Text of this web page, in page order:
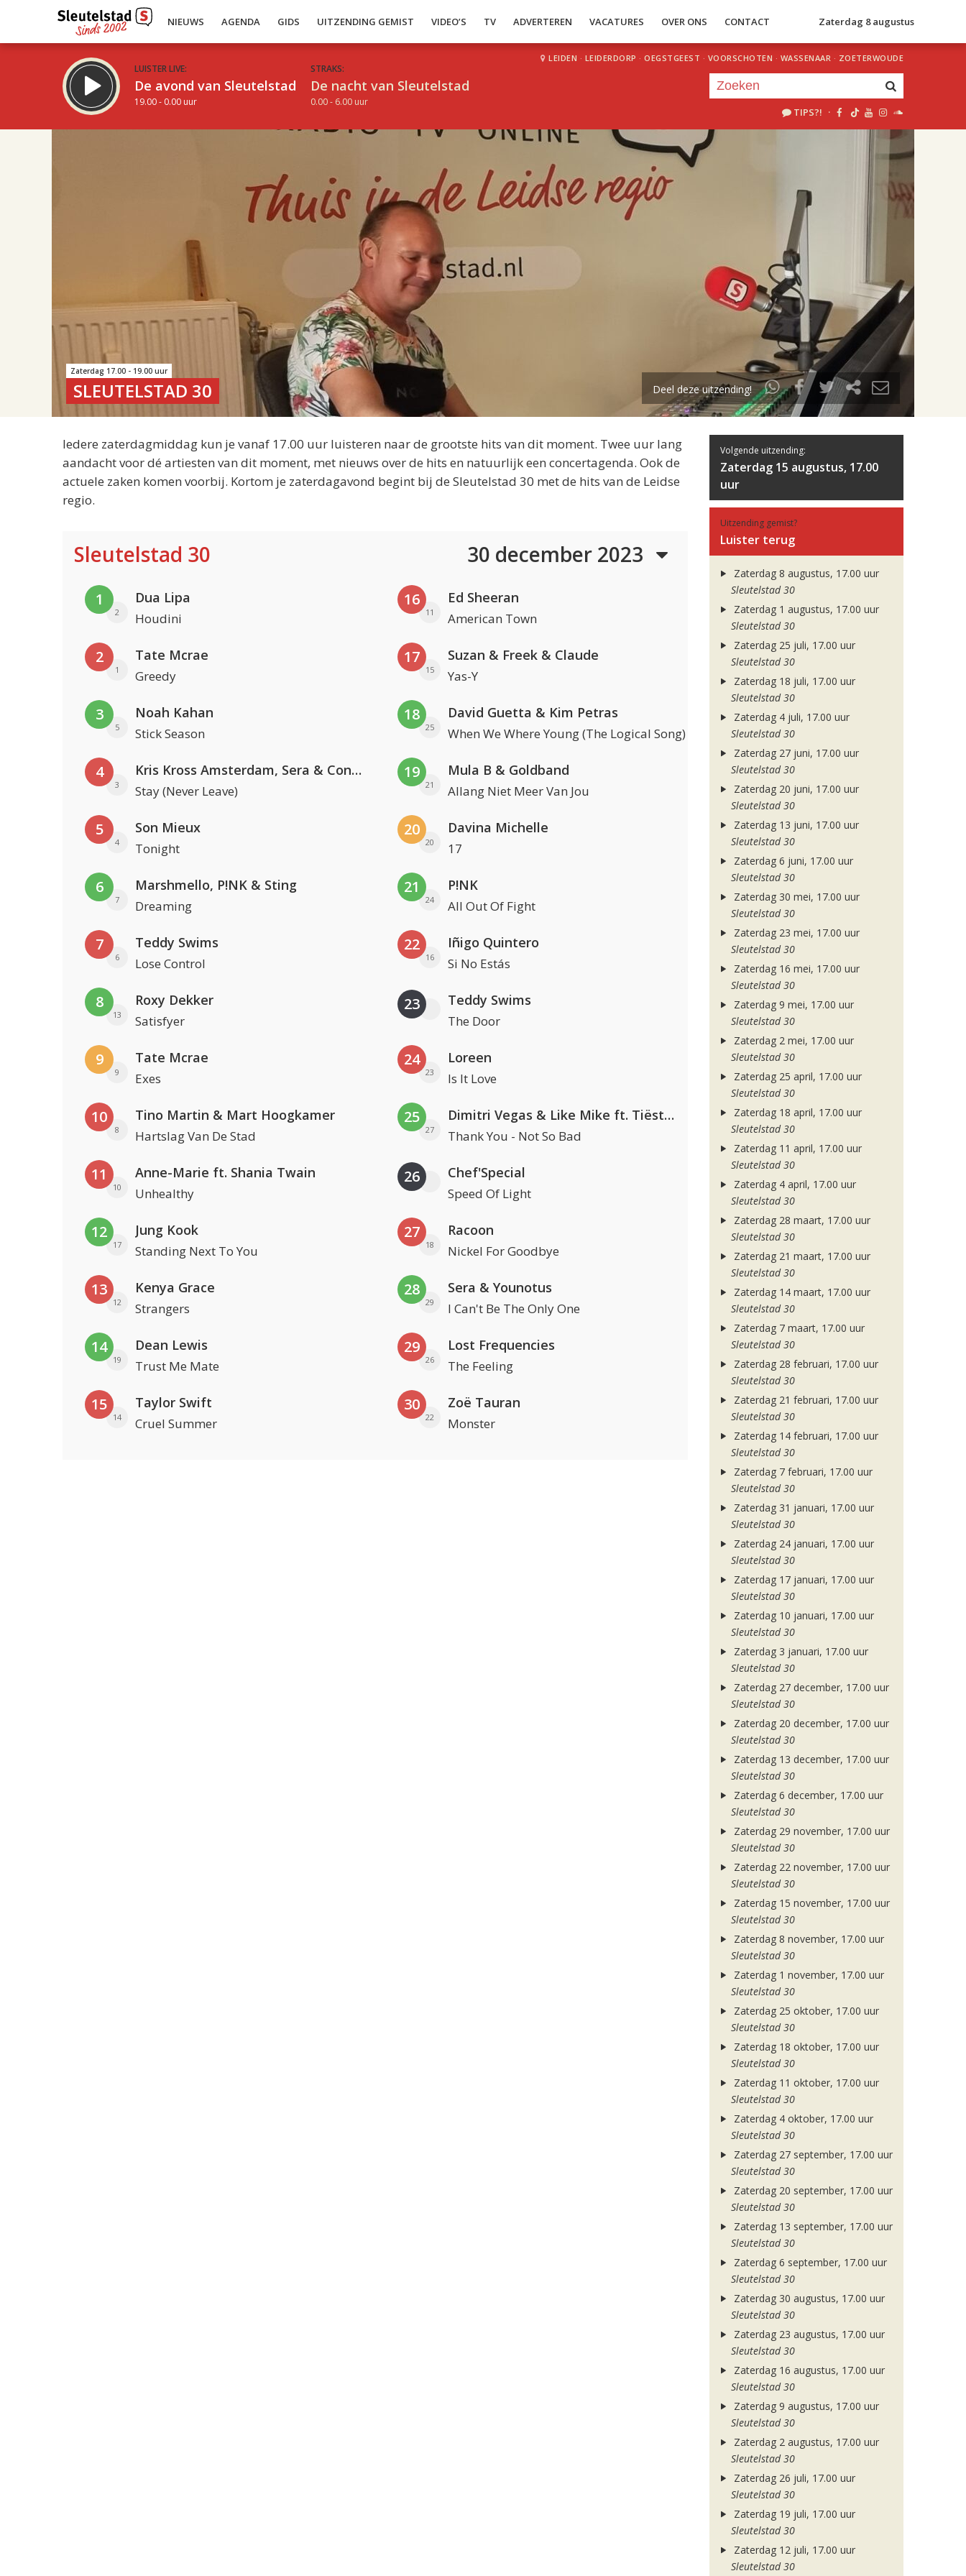
NIEUWS AGENDA GIDS UITZENDING GEMIST VIDEO’S TV ADVERTEREN VACATURES OVER ONS CONTACT Zaterdag 8 augustus
LUISTER LIVE:
De avond van Sleutelstad
19.00 - 0.00 uur
STRAKS:
De nacht van Sleutelstad
0.00 - 6.00 uur
LEIDEN · LEIDERDORP · OEGSTGEEST · VOORSCHOTEN · WASSENAAR · ZOETERWOUDE
TIPS?! ·
uur 1 van 2
Volgend uur
Zaterdag 17.00 - 19.00 uur
SLEUTELSTAD 30 Deel deze uitzending!
Iedere zaterdagmiddag kun je vanaf 17.00 uur luisteren naar de grootste hits van dit moment. Twee uur lang
aandacht voor dé artiesten van dit moment, met nieuws over de hits en natuurlijk een concertagenda. Ook de
actuele zaken komen voorbij. Kortom je zaterdagavond begint bij de Sleutelstad 30 met de hits van de Leidse
regio.
Sleutelstad 30 30 december 2023
1
2
Dua Lipa
Houdini
2
1
Tate Mcrae
Greedy
3
5
Noah Kahan
Stick Season
4
3
Kris Kross Amsterdam, Sera & Conor Maynard
Stay (Never Leave)
5
4
Son Mieux
Tonight
6
7
Marshmello, P!NK & Sting
Dreaming
7
6
Teddy Swims
Lose Control
8
13
Roxy Dekker
Satisfyer
9
9
Tate Mcrae
Exes
10
8
Tino Martin & Mart Hoogkamer
Hartslag Van De Stad
11
10
Anne-Marie ft. Shania Twain
Unhealthy
12
17
Jung Kook
Standing Next To You
13
12
Kenya Grace
Strangers
14
19
Dean Lewis
Trust Me Mate
15
14
Taylor Swift
Cruel Summer
16
11
Ed Sheeran
American Town
17
15
Suzan & Freek & Claude
Yas-Y
18
25
David Guetta & Kim Petras
When We Where Young (The Logical Song)
19
21
Mula B & Goldband
Allang Niet Meer Van Jou
20
20
Davina Michelle
17
21
24
P!NK
All Out Of Fight
22
16
Iñigo Quintero
Si No Estás
23 Teddy Swims
The Door
24
23
Loreen
Is It Love
25
27
Dimitri Vegas & Like Mike ft. Tiësto, W&W & Dido
Thank You - Not So Bad
26 Chef'Special
Speed Of Light
27
18
Racoon
Nickel For Goodbye
28
29
Sera & Younotus
I Can't Be The Only One
29
26
Lost Frequencies
The Feeling
30
22
Zoë Tauran
Monster
Volgende uitzending:
Zaterdag 15 augustus, 17.00
uur
Uitzending gemist?
Luister terug
Zaterdag 8 augustus, 17.00 uur
Sleutelstad 30
Zaterdag 1 augustus, 17.00 uur
Sleutelstad 30
Zaterdag 25 juli, 17.00 uur
Sleutelstad 30
Zaterdag 18 juli, 17.00 uur
Sleutelstad 30
Zaterdag 4 juli, 17.00 uur
Sleutelstad 30
Zaterdag 27 juni, 17.00 uur
Sleutelstad 30
Zaterdag 20 juni, 17.00 uur
Sleutelstad 30
Zaterdag 13 juni, 17.00 uur
Sleutelstad 30
Zaterdag 6 juni, 17.00 uur
Sleutelstad 30
Zaterdag 30 mei, 17.00 uur
Sleutelstad 30
Zaterdag 23 mei, 17.00 uur
Sleutelstad 30
Zaterdag 16 mei, 17.00 uur
Sleutelstad 30
Zaterdag 9 mei, 17.00 uur
Sleutelstad 30
Zaterdag 2 mei, 17.00 uur
Sleutelstad 30
Zaterdag 25 april, 17.00 uur
Sleutelstad 30
Zaterdag 18 april, 17.00 uur
Sleutelstad 30
Zaterdag 11 april, 17.00 uur
Sleutelstad 30
Zaterdag 4 april, 17.00 uur
Sleutelstad 30
Zaterdag 28 maart, 17.00 uur
Sleutelstad 30
Zaterdag 21 maart, 17.00 uur
Sleutelstad 30
Zaterdag 14 maart, 17.00 uur
Sleutelstad 30
Zaterdag 7 maart, 17.00 uur
Sleutelstad 30
Zaterdag 28 februari, 17.00 uur
Sleutelstad 30
Zaterdag 21 februari, 17.00 uur
Sleutelstad 30
Zaterdag 14 februari, 17.00 uur
Sleutelstad 30
Zaterdag 7 februari, 17.00 uur
Sleutelstad 30
Zaterdag 31 januari, 17.00 uur
Sleutelstad 30
Zaterdag 24 januari, 17.00 uur
Sleutelstad 30
Zaterdag 17 januari, 17.00 uur
Sleutelstad 30
Zaterdag 10 januari, 17.00 uur
Sleutelstad 30
Zaterdag 3 januari, 17.00 uur
Sleutelstad 30
Zaterdag 27 december, 17.00 uur
Sleutelstad 30
Zaterdag 20 december, 17.00 uur
Sleutelstad 30
Zaterdag 13 december, 17.00 uur
Sleutelstad 30
Zaterdag 6 december, 17.00 uur
Sleutelstad 30
Zaterdag 29 november, 17.00 uur
Sleutelstad 30
Zaterdag 22 november, 17.00 uur
Sleutelstad 30
Zaterdag 15 november, 17.00 uur
Sleutelstad 30
Zaterdag 8 november, 17.00 uur
Sleutelstad 30
Zaterdag 1 november, 17.00 uur
Sleutelstad 30
Zaterdag 25 oktober, 17.00 uur
Sleutelstad 30
Zaterdag 18 oktober, 17.00 uur
Sleutelstad 30
Zaterdag 11 oktober, 17.00 uur
Sleutelstad 30
Zaterdag 4 oktober, 17.00 uur
Sleutelstad 30
Zaterdag 27 september, 17.00 uur
Sleutelstad 30
Zaterdag 20 september, 17.00 uur
Sleutelstad 30
Zaterdag 13 september, 17.00 uur
Sleutelstad 30
Zaterdag 6 september, 17.00 uur
Sleutelstad 30
Zaterdag 30 augustus, 17.00 uur
Sleutelstad 30
Zaterdag 23 augustus, 17.00 uur
Sleutelstad 30
Zaterdag 16 augustus, 17.00 uur
Sleutelstad 30
Zaterdag 9 augustus, 17.00 uur
Sleutelstad 30
Zaterdag 2 augustus, 17.00 uur
Sleutelstad 30
Zaterdag 26 juli, 17.00 uur
Sleutelstad 30
Zaterdag 19 juli, 17.00 uur
Sleutelstad 30
Zaterdag 12 juli, 17.00 uur
Sleutelstad 30